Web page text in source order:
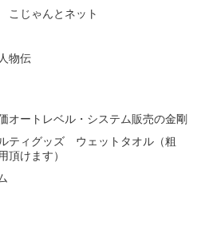
こじゃんとネット
物伝
オートレベル・システム販売の金剛
ティグッズ ウェットタオル（粗
頂けます）